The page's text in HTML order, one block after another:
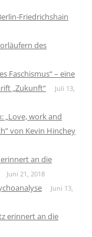
Friedrichshain
des
Faschismus“ – eine
„Zukunft“
Juli 13,
„Love, work and
von Kevin Hinchey
an die
Juni 21, 2018
Juni 13,
erinnert an die